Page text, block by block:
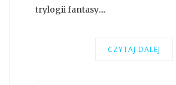
trylogii fantasy....
CZYTAJ DALEJ